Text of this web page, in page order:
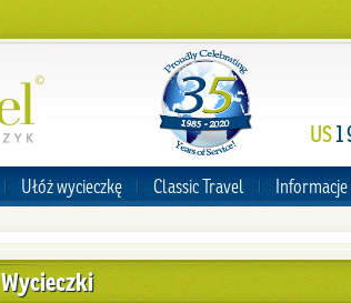
US1
Ułóż wycieczkę Classic Travel
Wycieczki